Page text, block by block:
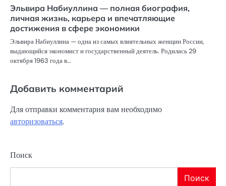
Эльвира Набиуллина — полная биография,
личная жизнь, карьера и впечатляющие
достижения в сфере экономики
Эльвира Набиуллина — одна из самых влиятельных женщин России,
выдающийся экономист и государственный деятель. Родилась 29
октября 1963 года в…
Добавить комментарий
Для отправки комментария вам необходимо
авторизоваться.
Поиск
Поиск